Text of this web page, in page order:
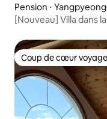
Pension ⋅
[Nouveau] Villa dans
Coup de cœur
Coup de cœur